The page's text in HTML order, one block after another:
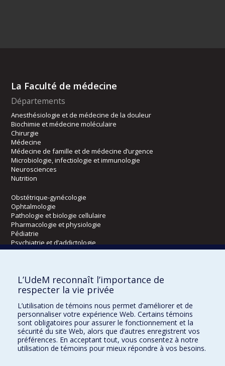
La Faculté de médecine
Départements
Anesthésiologie et de médecine de la douleur
Biochimie et médecine moléculaire
Chirurgie
Médecine
Médecine de famille et de médecine d’urgence
Microbiologie, infectiologie et immunologie
Neurosciences
Nutrition
Obstétrique-gynécologie
Ophtalmologie
Pathologie et biologie cellulaire
Pharmacologie et physiologie
Pédiatrie
Psychiatrie et d’addictologie
Radiologie, radio-oncologie et médecine nucléaire
Écoles
Orthophonie et audiologie
Réadaptation
Directions
L’UdeM reconnaît l’importance de
respecter la vie privée
L’utilisation de témoins nous permet d’améliorer et de
personnaliser votre expérience Web. Certains témoins
sont obligatoires pour assurer le fonctionnement et la
sécurité du site Web, alors que d’autres enregistrent vos
préférences. En acceptant tout, vous consentez à notre
utilisation de témoins pour mieux répondre à vos besoins.